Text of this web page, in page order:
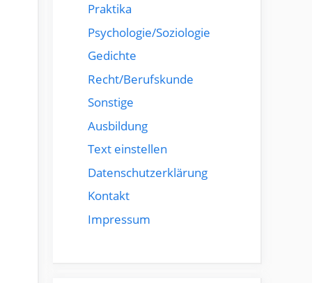
Praktika
Psychologie/Soziologie
Gedichte
Recht/Berufskunde
Sonstige
Ausbildung
Text einstellen
Datenschutzerklärung
Kontakt
Impressum